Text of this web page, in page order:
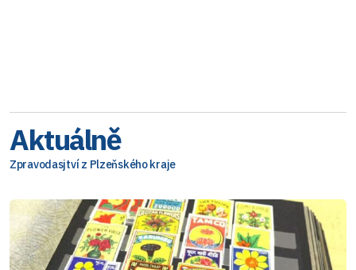
Aktuálně
Zpravodasjtví z Plzeňského kraje